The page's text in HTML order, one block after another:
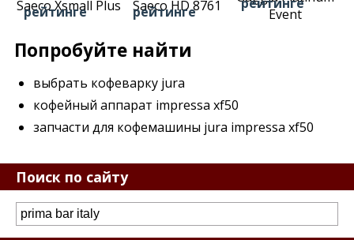
Saeco Xsmall Plus Saeco HD 8761
Event
Попробуйте найти
выбрать кофеварку jura
кофейный аппарат impressa xf50
запчасти для кофемашины jura impressa xf50
Поиск по сайту